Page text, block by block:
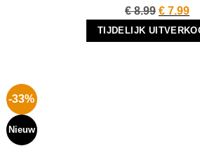
€8.99
prijs
was:
€ 7.99
is:
TIJDELIJK
-33%
Nieuw